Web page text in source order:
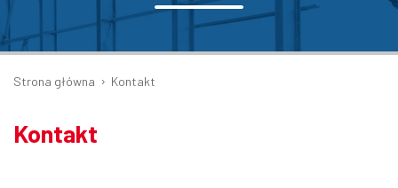
Strona główna › Kontakt
Kontakt